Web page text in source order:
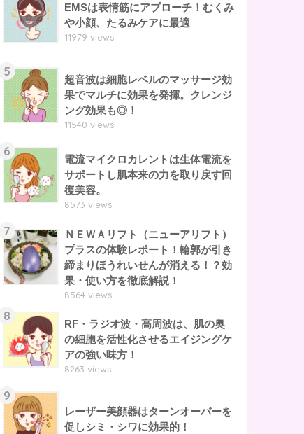
EMSは表情筋にアプローチ！むくみ
や小顔、たるみケアに最適
11979 views
5
超音波は細胞レベルのマッサージ効
果でマルチに効果を発揮。クレンジ
ング効果も◎！
11540 views
6
電流マイクロカレントは生体電流を
サポートし肌本来の力を取り戻す回
復美容。
8573 views
7
ＮＥＷＡリフト（ニューアリフト）
プラスの体験レポート！輪郭が引き
締まりほうれいせんが消える！？効
果・使い方を徹底解説！
8564 views
8
RF・ラジオ波・高周波は、肌の奥
の細胞を活性化させるエイジングケ
アの強い味方！
8263 views
9
レーザー美顔器はターンオーバーを
促しシミ・シワに効果的！